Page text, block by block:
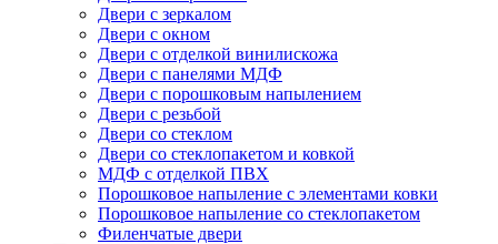
Двери с зеркалом
Двери с окном
Двери с отделкой винилискожа
Двери с панелями МДФ
Двери с порошковым напылением
Двери с резьбой
Двери со стеклом
Двери со стеклопакетом и ковкой
МДФ с отделкой ПВХ
Порошковое напыление с элементами ковки
Порошковое напыление со стеклопакетом
Филенчатые двери